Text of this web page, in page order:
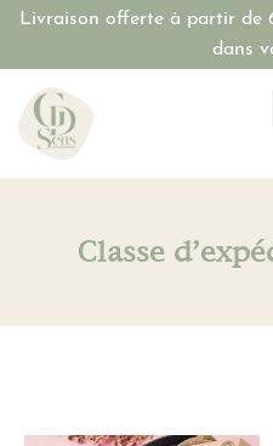
Livraison offerte à partir de
dans
Classe